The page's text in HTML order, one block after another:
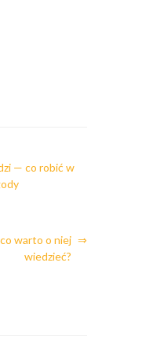
— co robić w
warto o niej
wiedzieć?
⇒